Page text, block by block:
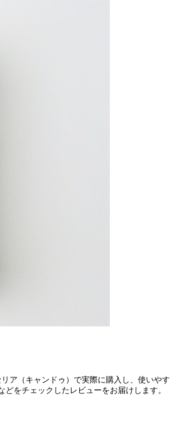
ア（キャンドゥ）で実際に購入し、使いやす
をチェックしたレビューをお届けします。